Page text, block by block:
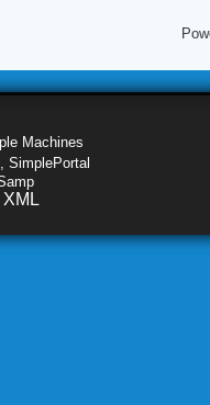
Machines
SimplePortal
XML